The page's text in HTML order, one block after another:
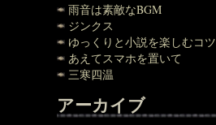
雨音は素敵なBGM
ジンクス
ゆっくりと小説を楽しむコツ
あえてスマホを置いて
三寒四温
アーカイブ